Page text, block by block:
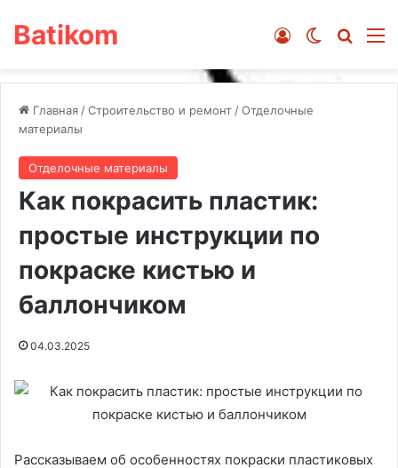
Batikom Switch skin
Войти
Главная /Строительство и ремонт /Отделочные
материалы
Отделочные материалы
Как покрасить пластик:
простые инструкции по
покраске кистью и
баллончиком
04.03.2025
Рассказываем об особенностях покраски пластиковых